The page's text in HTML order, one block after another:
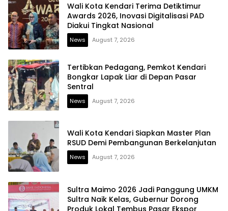
Wali Kota Kendari Terima Detiktimur
Awards 2026, Inovasi Digitalisasi PAD
Diakui Tingkat Nasional
News August 7, 2026
Tertibkan Pedagang, Pemkot Kendari
Bongkar Lapak Liar di Depan Pasar
Sentral
News August 7, 2026
Wali Kota Kendari Siapkan Master Plan
RSUD Demi Pembangunan Berkelanjutan
News August 7, 2026
Sultra Maimo 2026 Jadi Panggung UMKM
Sultra Naik Kelas, Gubernur Dorong
Produk Lokal Tembus Pasar Ekspor